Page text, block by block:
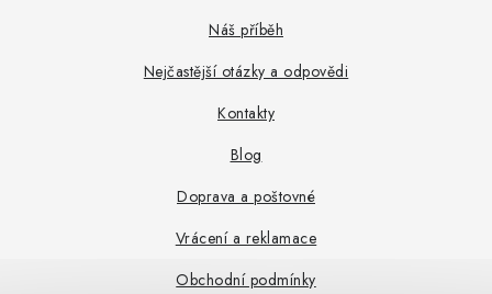
Náš příběh
Nejčastější otázky a odpovědi
Kontakty
Blog
Doprava a poštovné
Vrácení a reklamace
Obchodní podmínky